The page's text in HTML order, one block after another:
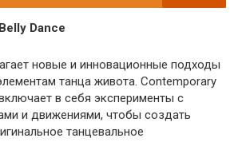
Dance
новые и инновационные подходы
танца живота. Contemporary
в себя эксперименты с
и движениями, чтобы создать
танцевальное